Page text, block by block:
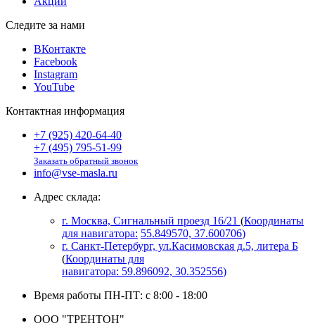
Следите за нами
ВКонтакте
Facebook
Instagram
YouTube
Контактная информация
+7 (925) 420-64-40
+7 (495) 795-51-99
Заказать обратный звонок
info@vse-masla.ru
Адрес склада:
г. Москва, Сигнальный проезд 16/21 (Координаты
для навигатора: 55.849570, 37.600706)
г. Санкт-Петербург, ул.Касимовская д.5, литера Б
(Координаты для
навигатора: 59.896092, 30.352556)
Время работы ПН-ПТ: с 8:00 - 18:00
ООО "ТРЕНТОН"